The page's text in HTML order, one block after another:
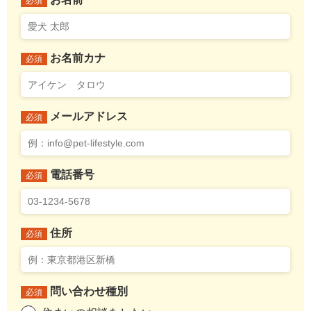
必須 お名前カナ
必須 メールアドレス
必須 電話番号
必須 住所
必須
問い合わせ種別